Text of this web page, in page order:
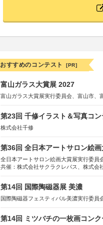
おすすめのコンテスト [PR]
富山ガラス大賞展 2027
富山ガラス大賞展実行委員会、富山市、
第23回 千修イラスト＆写真コン
株式会社千修
第36回 全日本アートサロン絵
全日本アートサロン絵画大賞展実行委員
共催：株式会社サクラクレパス、株式会
第14回 国際陶磁器展 美濃
国際陶磁器フェスティバル美濃実行委員
第14回 ミツバチの一枚画コンク